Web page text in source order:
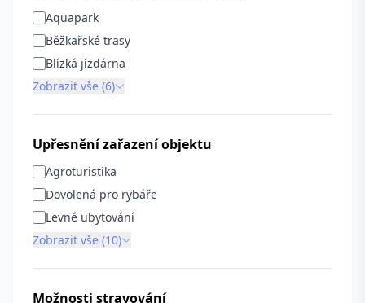
Aquapark
Běžkařské trasy
Blízká jízdárna
Zobrazit vše (6)
Upřesnění zařazení objektu
Agroturistika
Dovolená pro rybáře
Levné ubytování
Zobrazit vše (10)
Možnosti stravování